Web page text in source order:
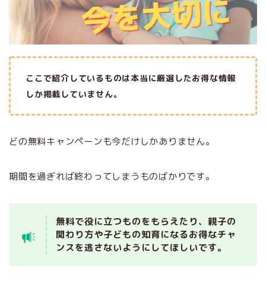
ここで紹介しているものは本当に厳選したお得な情報
しか掲載していません。
どの無料キャンペーンも今だけしかありません。
期間を過ぎれば終わってしまうものばかりです。
無料で役に立つものをもらえたり、親子の
関わり方や子どもの知育になるお得なチャ
ンスを逃さないようにしてほしいです。